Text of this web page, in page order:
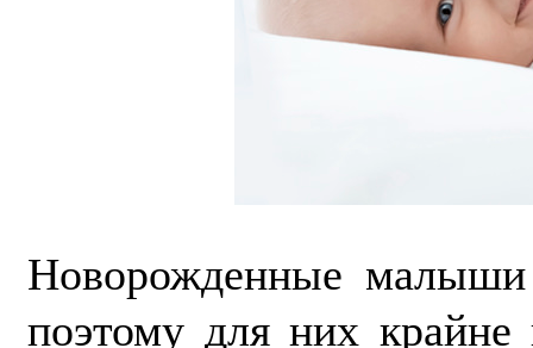
Новорожденные малыши
поэтому для них